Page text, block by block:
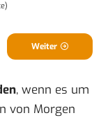
Weiter
, wenn es um
von Morgen